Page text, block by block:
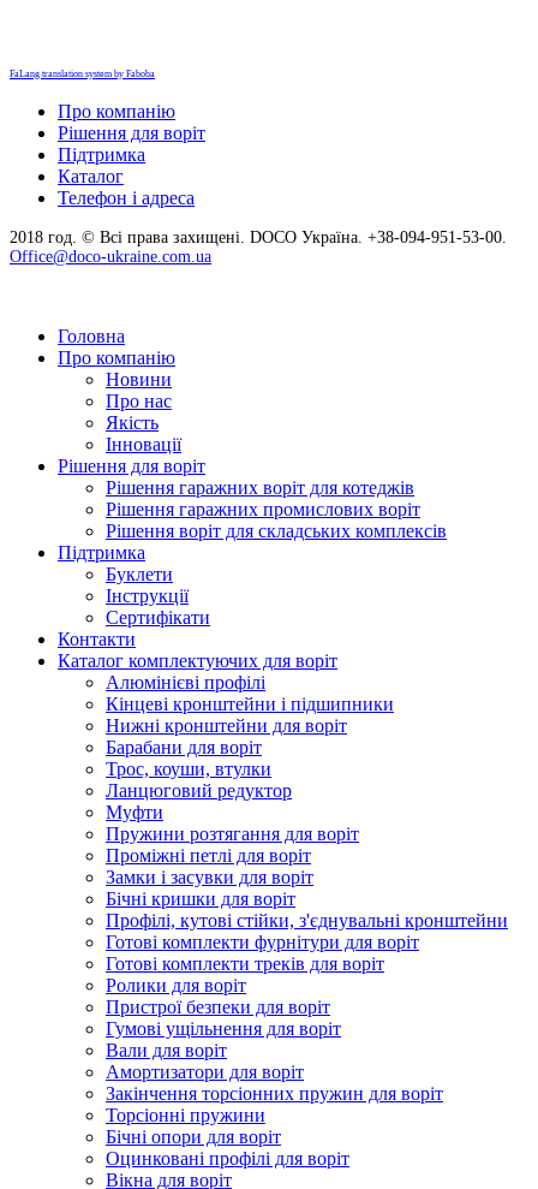
FaLang translation system by Faboba
Про компанію
Рішення для воріт
Підтримка
Каталог
Телефон і адреса
2018 год. © Всі права захищені. DOCO Україна. +38-094-951-53-00.
Office@doco-ukraine.com.ua
Головна
Про компанію
Новини
Про нас
Якість
Інновації
Рішення для воріт
Рішення гаражних воріт для котеджів
Рішення гаражних промислових воріт
Рішення воріт для складських комплексів
Підтримка
Буклети
Інструкції
Сертифікати
Контакти
Каталог комплектуючих для воріт
Алюмінієві профілі
Кінцеві кронштейни і підшипники
Нижні кронштейни для воріт
Барабани для воріт
Трос, коуши, втулки
Ланцюговий редуктор
Муфти
Пружини розтягання для воріт
Проміжні петлі для воріт
Замки і засувки для воріт
Бічні кришки для воріт
Профілі, кутові стійки, з'єднувальні кронштейни
Готові комплекти фурнітури для воріт
Готові комплекти треків для воріт
Ролики для воріт
Пристрої безпеки для воріт
Гумові ущільнення для воріт
Вали для воріт
Амортизатори для воріт
Закінчення торсіонних пружин для воріт
Торсіонні пружини
Бічні опори для воріт
Оцинковані профілі для воріт
Вікна для воріт